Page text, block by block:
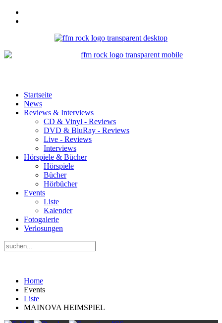
Startseite
News
Reviews & Interviews
CD & Vinyl - Reviews
DVD & BluRay - Reviews
Live - Reviews
Interviews
Hörspiele & Bücher
Hörspiele
Bücher
Hörbücher
Events
Liste
Kalender
Fotogalerie
Verlosungen
Home
Events
Liste
MAINOVA HEIMSPIEL